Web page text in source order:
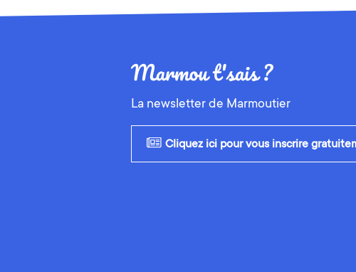
La newsletter de Marmoutier
Cliquez ici pour vous inscrire